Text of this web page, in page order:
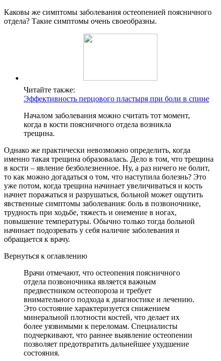
Каковы же симптомы заболевания остеопенией поясничного
отдела? Такие симптомы очень своеобразны.
Читайте также:
Эффективность перцового пластыря при боли в спине
Началом заболевания можно считать тот момент,
когда в кости поясничного отдела возникла
трещина.
Однако же практически невозможно определить, когда
именно такая трещина образовалась. Дело в том, что трещина
в кости – явление безболезненное. Ну, а раз ничего не болит,
то как можно догадаться о том, что наступила болезнь? Это
уже потом, когда трещина начинает увеличиваться и кость
начнет поражаться и разрушаться, больной может ощутить
явственные симптомы заболевания: боль в позвоночнике,
трудность при ходьбе, тяжесть и онемение в ногах,
повышение температуры. Обычно только тогда больной
начинает подозревать у себя наличие заболевания и
обращается к врачу.
Вернуться к оглавлению
Врачи отмечают, что остеопения поясничного
отдела позвоночника является важным
предвестником остеопороза и требует
внимательного подхода к диагностике и лечению.
Это состояние характеризуется снижением
минеральной плотности костей, что делает их
более уязвимыми к переломам. Специалисты
подчеркивают, что раннее выявление остеопении
позволяет предотвратить дальнейшее ухудшение
состояния.